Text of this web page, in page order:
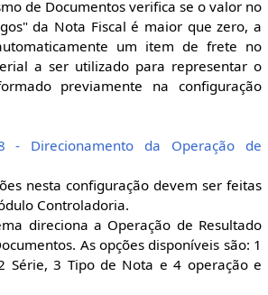
de Documentos verifica se o valor no
da Nota Fiscal é maior que zero, a
um item de frete no
a ser utilizado para representar o
previamente na configuração
- Direcionamento da Operação de
nesta configuração devem ser feitas
Controladoria.
direciona a Operação de Resultado
As opções disponíveis são: 1
Série, 3 Tipo de Nota e 4 operação e